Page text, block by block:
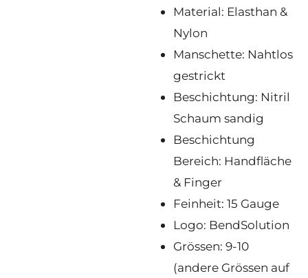
Material: Elasthan &
Nylon
Manschette: Nahtlos
gestrickt
Beschichtung: Nitril
Schaum sandig
Beschichtung
Bereich: Handfläche
& Finger
Feinheit: 15 Gauge
Logo: BendSolution
Grössen: 9-10
(andere Grössen auf